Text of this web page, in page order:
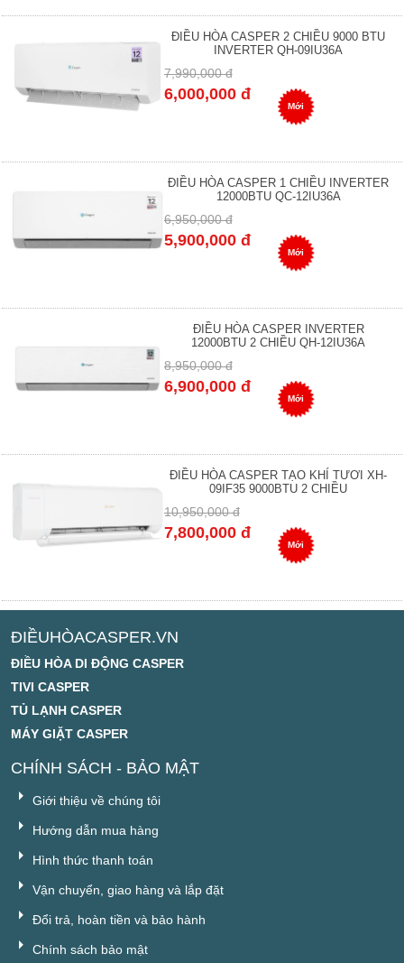
ĐIỀU HÒA CASPER 2 CHIỀU 9000 BTU
INVERTER QH-09IU36A
7,990,000 đ
6,000,000 đ
Mới
ĐIỀU HÒA CASPER 1 CHIỀU INVERTER
12000BTU QC-12IU36A
6,950,000 đ
5,900,000 đ
Mới
ĐIỀU HÒA CASPER INVERTER
12000BTU 2 CHIỀU QH-12IU36A
8,950,000 đ
6,900,000 đ
Mới
ĐIỀU HÒA CASPER TẠO KHÍ TƯƠI XH-
09IF35 9000BTU 2 CHIỀU
10,950,000 đ
7,800,000 đ
Mới
ĐIỀUHÒACASPER.VN
ĐIỀU HÒA DI ĐỘNG CASPER
TIVI CASPER
TỦ LẠNH CASPER
MÁY GIẶT CASPER
CHÍNH SÁCH - BẢO MẬT
Giới thiệu về chúng tôi
Hướng dẫn mua hàng
Hình thức thanh toán
Vận chuyển, giao hàng và lắp đặt
Đổi trả, hoàn tiền và bảo hành
Chính sách bảo mật